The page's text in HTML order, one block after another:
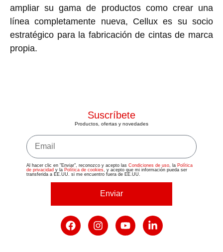
ampliar su gama de productos como crear una
línea completamente nueva, Cellux es su socio
estratégico para la fabricación de cintas de marca
propia.
Suscríbete
Productos, ofertas y novedades
Al hacer clic en "Enviar", reconozco y acepto las Condiciones de uso, la Política
de privacidad y la Política de cookies, y acepto que mi información pueda ser
transferida a EE.UU. si me encuentro fuera de EE.UU.
Enviar